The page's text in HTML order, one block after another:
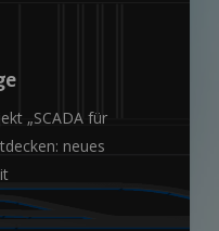
„SCADA für
neues